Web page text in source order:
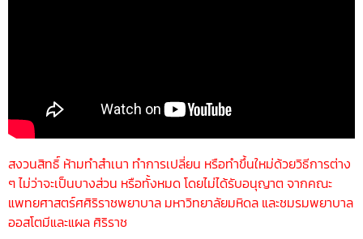
สงวนสิทธิ์ ห้ามทำสำเนา ทำการเปลี่ยน หรือทำขึ้นใหม่ด้วยวิธีการต่าง
ๆ ไม่ว่าจะเป็นบางส่วน หรือทั้งหมด โดยไม่ได้รับอนุญาต จากคณะ
แพทยศาสตร์ศศิริราชพยาบาล มหาวิทยาลัยมหิดล และชมรมพยาบาล
ออสโตมีและแผล ศิริราช